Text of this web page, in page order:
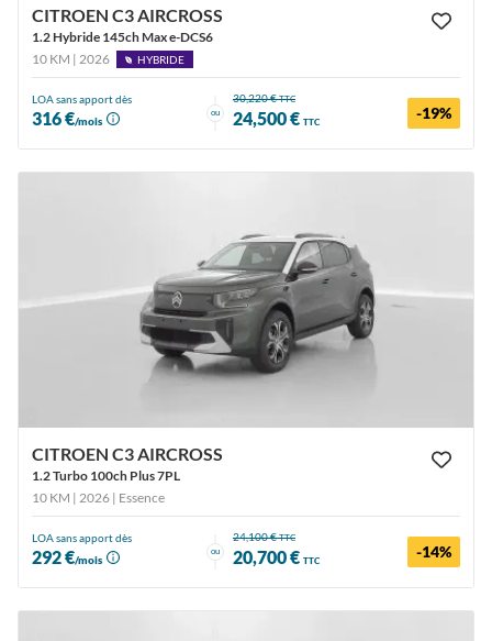
CITROEN C3 AIRCROSS
1.2 Hybride 145ch Max e-DCS6
10 KM | 2026
HYBRIDE
LOA sans apport dès
316 €/mois
ou
30,220 €TTC
24,500 € TTC -19%
CITROEN C3 AIRCROSS
1.2 Turbo 100ch Plus 7PL
10 KM | 2026 | Essence
LOA sans apport dès
292 €/mois
ou
24,100 €TTC
20,700 € TTC -14%